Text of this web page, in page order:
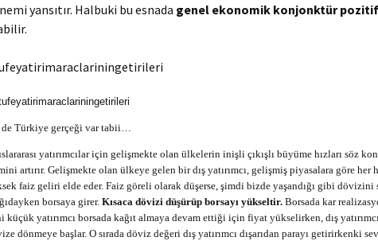
yansıtır. Halbuki bu esnada genel ekonomik konjonktür
Türkiye gerçeği var tabii…
yatırımcılar için gelişmekte olan ülkelerin inişli çıkışlı büyüme hızları söz
artırır. Gelişmekte olan ülkeye gelen bir dış yatırımcı, gelişmiş piyasalara göre her
faiz geliri elde eder. Faiz göreli olarak düşerse, şimdi bizde yaşandığı gibi dövizini
borsaya girer.Kısaca dövizi düşürüp borsayı yükseltir. Borsada kar
küçük yatırımcı borsada kağıt almaya devam ettiği için fiyat yükselirken, dış
dönmeye başlar. O sırada döviz değeri dış yatırımcı dışarıdan parayı getirirkenki